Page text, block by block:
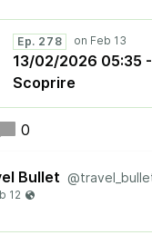
Ep. 278
13/02/2026 05:35
Scoprire
0
Bullet